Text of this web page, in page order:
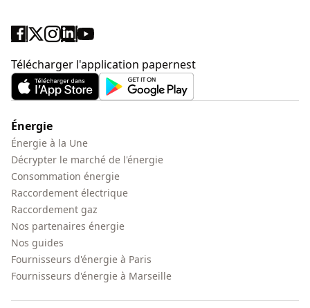
Télécharger l'application papernest
Énergie
Énergie à la Une
Décrypter le marché de l'énergie
Consommation énergie
Raccordement électrique
Raccordement gaz
Nos partenaires énergie
Nos guides
Fournisseurs d'énergie à Paris
Fournisseurs d'énergie à Marseille